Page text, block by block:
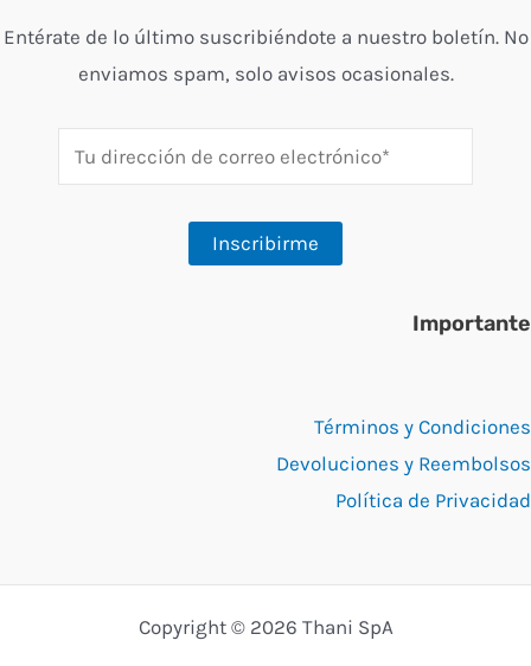
Entérate de lo último suscribiéndote a nuestro boletín. No
enviamos spam, solo avisos ocasionales.
Importante
Términos y Condiciones
Devoluciones y Reembolsos
Política de Privacidad
Copyright © 2026 Thani SpA